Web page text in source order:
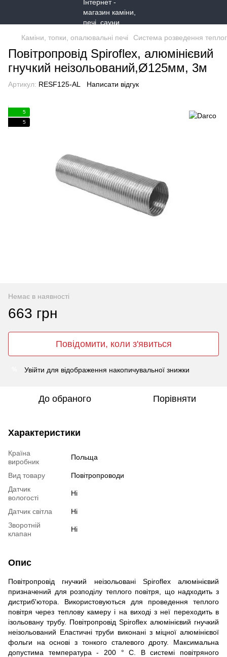
Каміни, топки, опалювальні печі Система розведення
Повітропровід Spiroflex, алюмінієвий
гнучкий неізольований,Ø125мм, 3м
Артикул: RESF125-AL Написати відгук
5
5
Немає в наявності
663 грн
Повідомити, коли з'явиться
Увійти для відображення накопичувальної знижки
До обраного Порівняти
Характеристики
Країна
виробник
Польща
Вид товару
Повітропроводи
Датчик
вологості
Ні
Датчик світла
Ні
Зворотній
клапан
Ні
Опис
Повітропровід гнучкий неізольовані Spiroflex алюмінієвий
призначений для розподілу теплого повітря, що надходить з
дистриб'ютора. Використовуються для проведення теплого
повітря через теплову камеру і на виході з неї переходить в
ізольовану трубу. Повітропровід Spiroflex алюмінієвий гнучкий
неізольований Еластичні труби виконані з міцної алюмінієвої
фольги на основі з тонкого сталевого дроту. Максимальна
допустима температура - 200 ° C. В системі повітряного